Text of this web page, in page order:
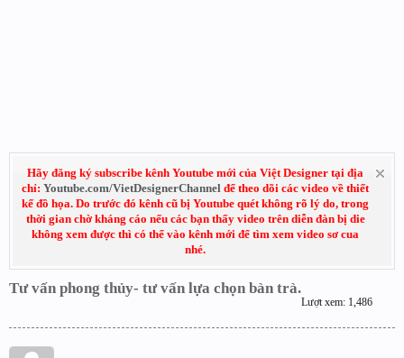
Hãy đăng ký subscribe kênh Youtube mới của Việt Designer tại địa
chỉ: Youtube.com/VietDesignerChannel để theo dõi các video về thiết
kế đồ họa. Do trước đó kênh cũ bị Youtube quét không rõ lý do, trong
thời gian chờ kháng cáo nếu các bạn thấy video trên diễn đàn bị die
không xem được thì có thể vào kênh mới để tìm xem video sơ cua
nhé.
Tư vấn phong thủy- tư vấn lựa chọn bàn trà.
Lượt xem: 1,486